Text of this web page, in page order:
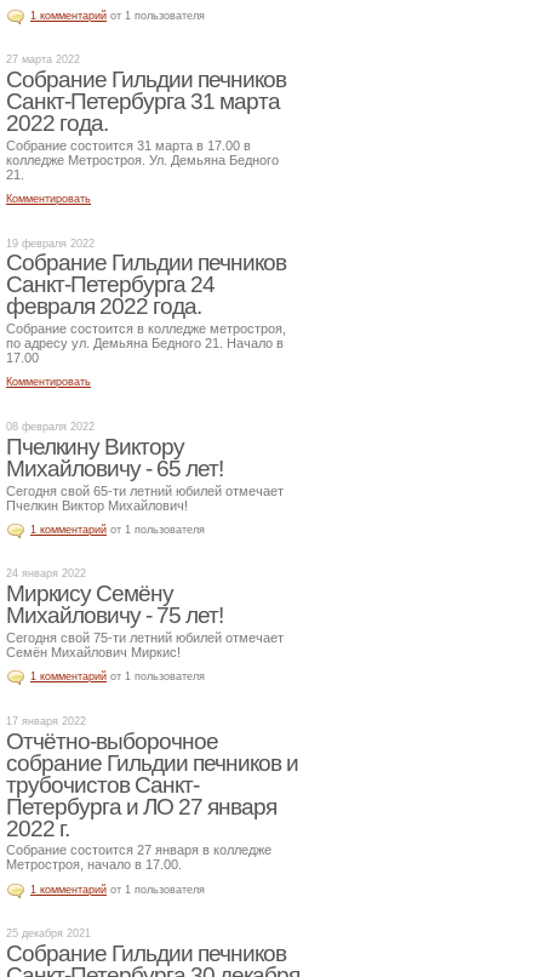
1 комментарий от 1 пользователя
27 марта 2022
Собрание Гильдии печников
Санкт-Петербурга 31 марта
2022 года.
Собрание состоится 31 марта в 17.00 в
колледже Метростроя. Ул. Демьяна Бедного
21.
Комментировать
19 февраля 2022
Собрание Гильдии печников
Санкт-Петербурга 24
февраля 2022 года.
Собрание состоится в колледже метростроя,
по адресу ул. Демьяна Бедного 21. Начало в
17.00
Комментировать
08 февраля 2022
Пчелкину Виктору
Михайловичу - 65 лет!
Сегодня свой 65-ти летний юбилей отмечает
Пчелкин Виктор Михайлович!
1 комментарий от 1 пользователя
24 января 2022
Миркису Семёну
Михайловичу - 75 лет!
Сегодня свой 75-ти летний юбилей отмечает
Семён Михайлович Миркис!
1 комментарий от 1 пользователя
17 января 2022
Отчётно-выборочное
собрание Гильдии печников и
трубочистов Санкт-
Петербурга и ЛО 27 января
2022 г.
Собрание состоится 27 января в колледже
Метростроя, начало в 17.00.
1 комментарий от 1 пользователя
25 декабря 2021
Собрание Гильдии печников